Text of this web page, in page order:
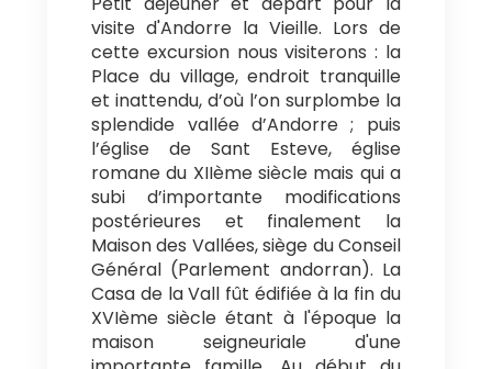
Petit déjeuner et départ pour la
visite d'Andorre la Vieille. Lors de
cette excursion nous visiterons : la
Place du village, endroit tranquille
et inattendu, d’où l’on surplombe la
splendide vallée d’Andorre ; puis
l’église de Sant Esteve, église
romane du XIIème siècle mais qui a
subi d’importante modifications
postérieures et finalement la
Maison des Vallées, siège du Conseil
Général (Parlement andorran). La
Casa de la Vall fût édifiée à la fin du
XVIème siècle étant à l'époque la
maison seigneuriale d'une